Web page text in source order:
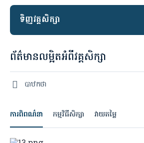
ការពិពណ៌នា កម្មវិធីសិក្សា វាយតម្លៃ
ទិញវគ្គសិក្សា
ព័ត៌មានលម្អិតអំពីវគ្គសិក្សា
បាឋកថា